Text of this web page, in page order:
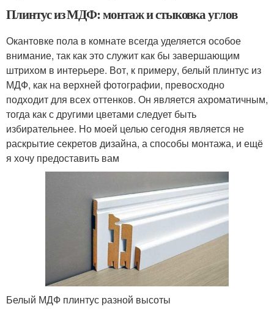
Плинтус из МДФ: монтаж и стыковка углов
Окантовке пола в комнате всегда уделяется особое
внимание, так как это служит как бы завершающим
штрихом в интерьере. Вот, к примеру, белый плинтус из
МДФ, как на верхней фотографии, превосходно
подходит для всех оттенков. Он является ахроматичным,
тогда как с другими цветами следует быть
избирательнее. Но моей целью сегодня является не
раскрытие секретов дизайна, а способы монтажа, и ещё
я хочу предоставить вам
Белый МДФ плинтус разной высоты